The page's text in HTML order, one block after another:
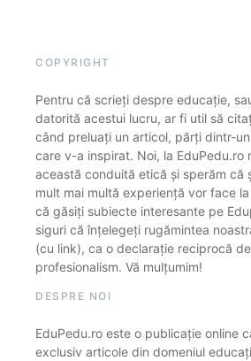
COPYRIGHT
Pentru că scrieți despre educație,
datorită acestui lucru, ar fi util să
când preluați un articol, părți dintr-
care v-a inspirat. Noi, la EduPedu.ro
această conduită etică și sperăm că
mult mai multă experiență vor face
că găsiți subiecte interesante pe
siguri că înțelegeți rugămintea
(cu link), ca o declarație reciprocă
profesionalism. Vă mulțumim!
DESPRE NOI
EduPedu.ro este o publicație online
exclusiv articole din domeniul